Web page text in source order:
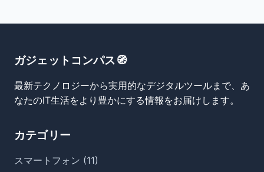
ガジェットコンパス🧭
最新テクノロジーから実用的なデジタルツールまで、あ
なたのIT生活をより豊かにする情報をお届けします。
カテゴリー
スマートフォン (11)